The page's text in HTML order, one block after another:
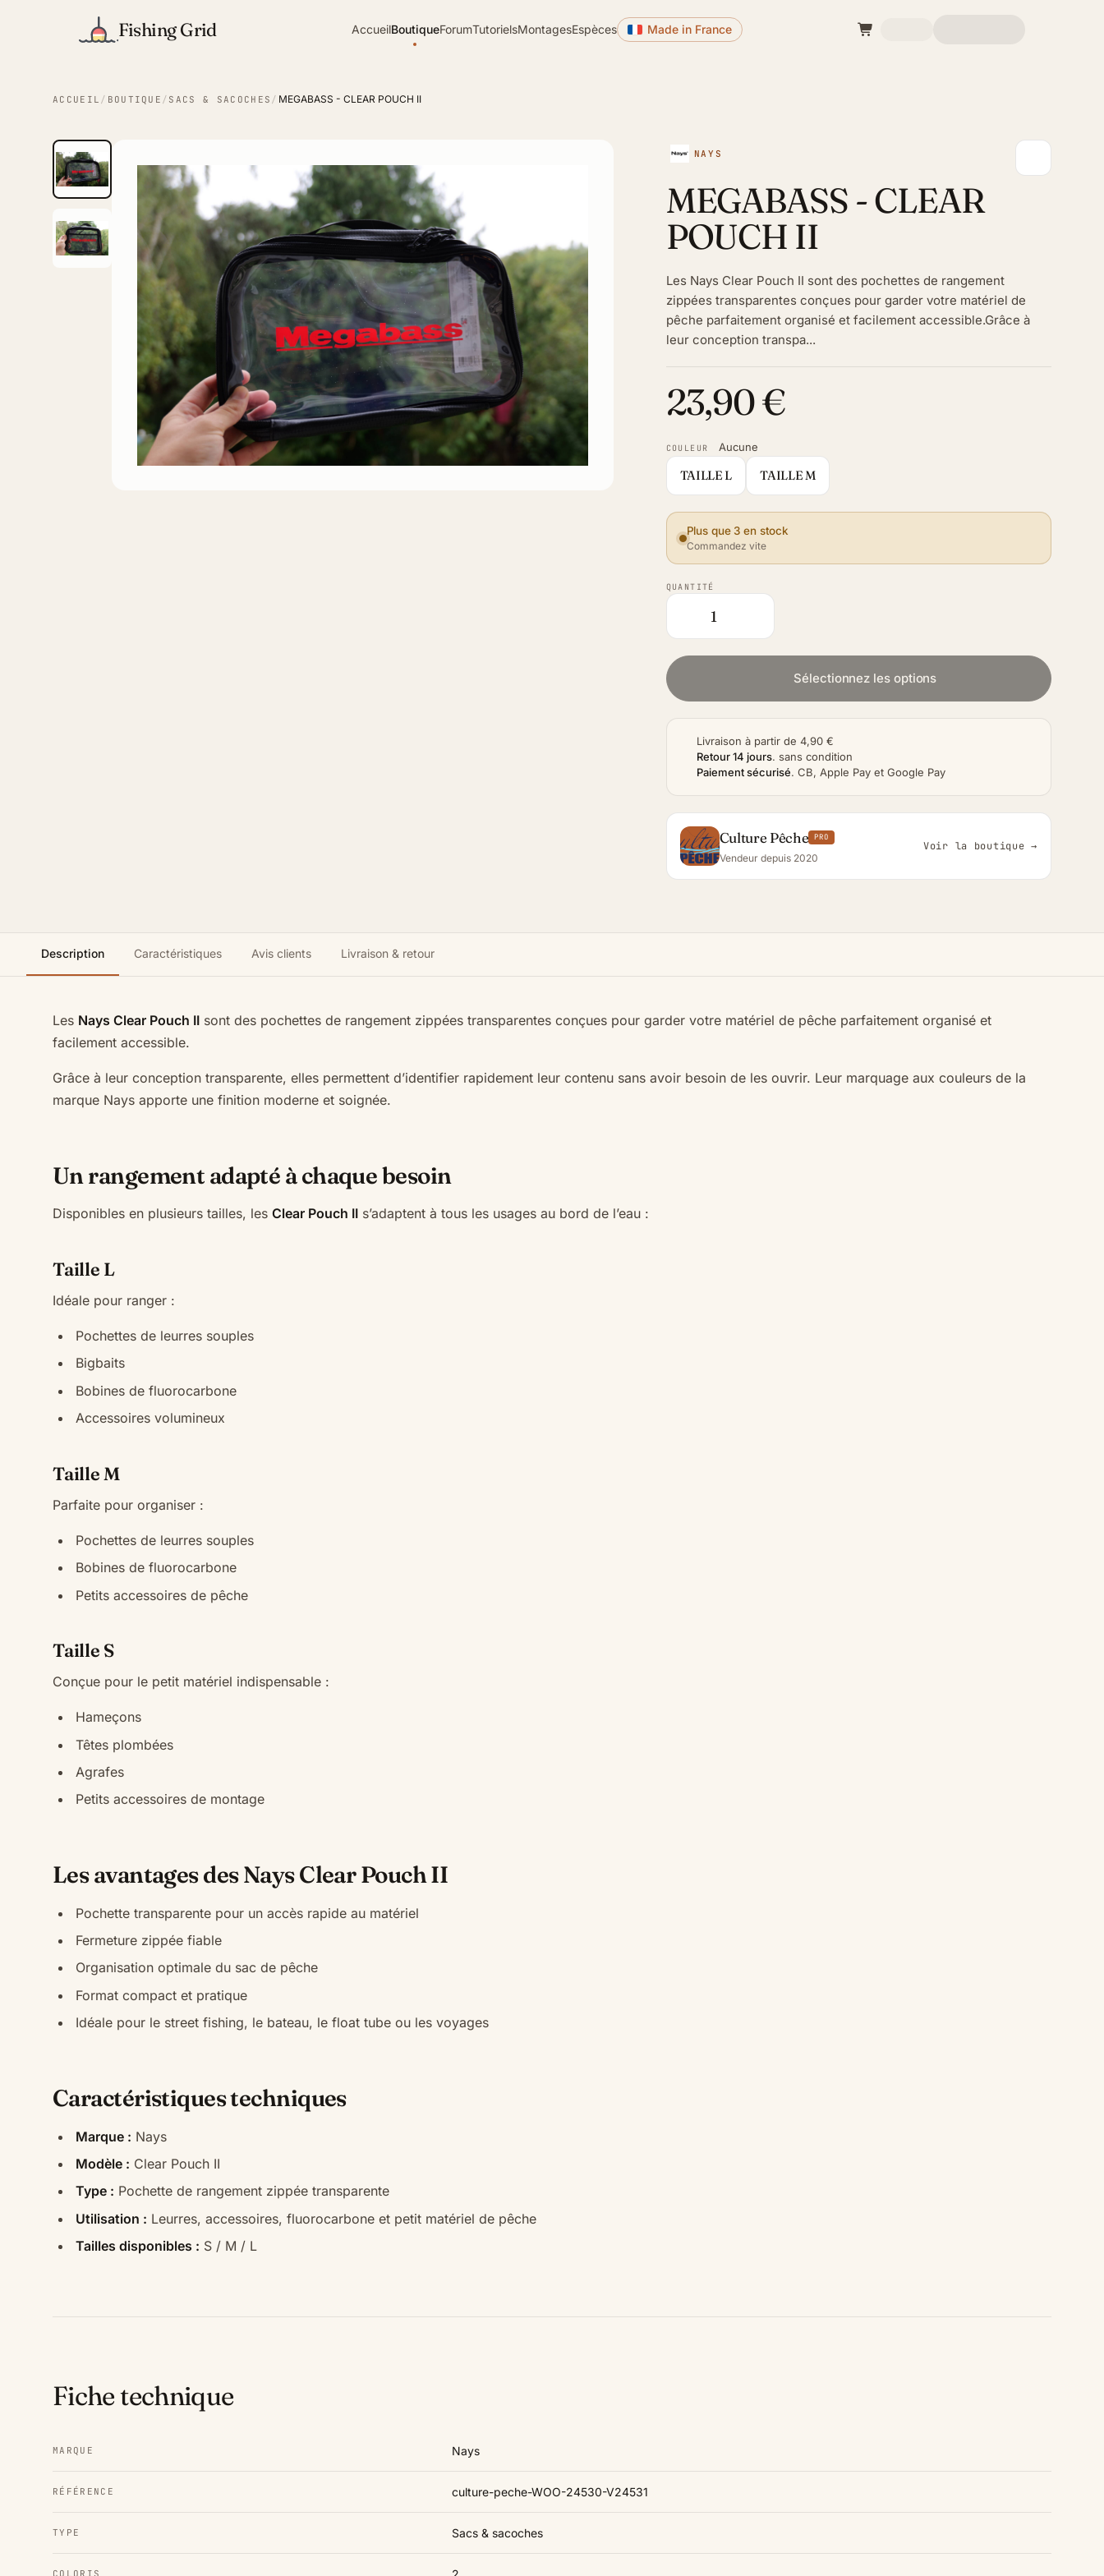
Fishing Grid AccueilBoutiqueForumTutorielsMontagesEspèces Made in France
ACCUEIL / BOUTIQUE / SACS & SACOCHES / MEGABASS - CLEAR POUCH II
NAYS
MEGABASS - CLEAR
POUCH II
Les Nays Clear Pouch II sont des pochettes de rangement
zippées transparentes conçues pour garder votre matériel de
pêche parfaitement organisé et facilement accessible.Grâce à
leur conception transpa...
23,90 €
COULEUR Aucune
TAILLE L TAILLE M
Plus que 3 en stock
Commandez vite
QUANTITÉ
Sélectionnez les options
Livraison à partir de 4,90 €
Retour 14 jours. sans condition
Paiement sécurisé. CB, Apple Pay et Google Pay
Culture Pêche PRO
Vendeur depuis 2020
Voir la boutique →
Description Caractéristiques Avis clients Livraison & retour
Les Nays Clear Pouch II sont des pochettes de rangement zippées transparentes conçues pour garder votre matériel de pêche parfaitement organisé et
facilement accessible.
Grâce à leur conception transparente, elles permettent d’identifier rapidement leur contenu sans avoir besoin de les ouvrir. Leur marquage aux couleurs de la
marque Nays apporte une finition moderne et soignée.
Un rangement adapté à chaque besoin
Disponibles en plusieurs tailles, les Clear Pouch II s’adaptent à tous les usages au bord de l’eau :
Taille L
Idéale pour ranger :
Pochettes de leurres souples
Bigbaits
Bobines de fluorocarbone
Accessoires volumineux
Taille M
Parfaite pour organiser :
Pochettes de leurres souples
Bobines de fluorocarbone
Petits accessoires de pêche
Taille S
Conçue pour le petit matériel indispensable :
Hameçons
Têtes plombées
Agrafes
Petits accessoires de montage
Les avantages des Nays Clear Pouch II
Pochette transparente pour un accès rapide au matériel
Fermeture zippée fiable
Organisation optimale du sac de pêche
Format compact et pratique
Idéale pour le street fishing, le bateau, le float tube ou les voyages
Caractéristiques techniques
Marque : Nays
Modèle : Clear Pouch II
Type : Pochette de rangement zippée transparente
Utilisation : Leurres, accessoires, fluorocarbone et petit matériel de pêche
Tailles disponibles : S / M / L
Fiche technique
MARQUE Nays
RÉFÉRENCE culture-peche-WOO-24530-V24531
TYPE Sacs & sacoches